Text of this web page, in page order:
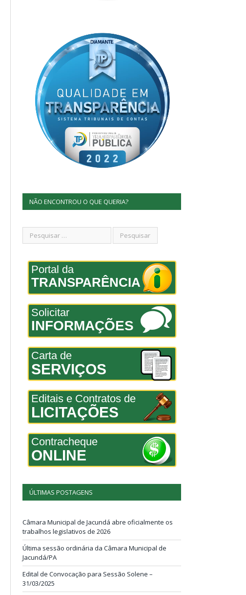
NÃO ENCONTROU O QUE QUERIA?
Portal da
TRANSPARÊNCIA
Solicitar
INFORMAÇÕES
Carta de
SERVIÇOS
Editais e Contratos de
LICITAÇÕES
Contracheque
ONLINE
ÚLTIMAS POSTAGENS
Câmara Municipal de Jacundá abre oficialmente os
trabalhos legislativos de 2026
Última sessão ordinária da Câmara Municipal de
Jacundá/PA
Edital de Convocação para Sessão Solene –
31/03/2025